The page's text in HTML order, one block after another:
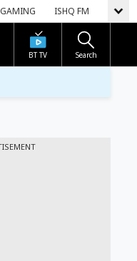
ISHQ FM
BT TV Search